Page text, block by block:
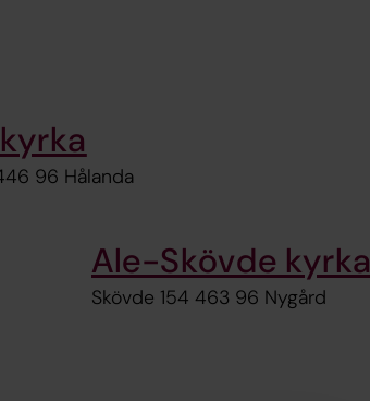
96 Hålanda
Ale-Skövde kyrka
Skövde 154 463 96 Nygård